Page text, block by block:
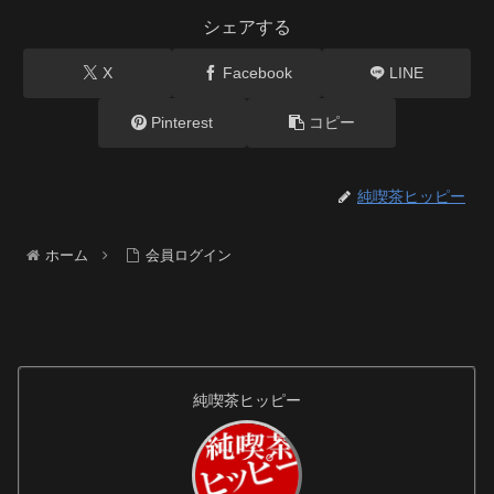
シェアする
X Facebook LINE
Pinterest コピー
純喫茶ヒッピー
ホーム 会員ログイン
純喫茶ヒッピー